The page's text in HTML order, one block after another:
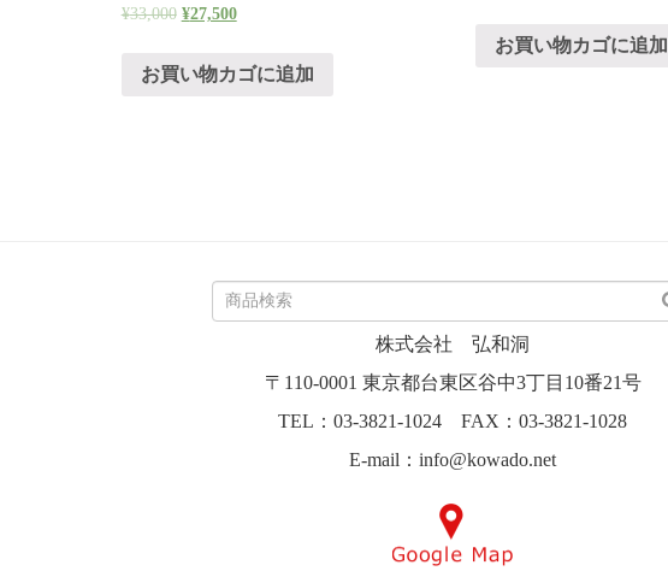
¥33,000 ¥27,500
お買い物カゴに追加
お買い物カゴに追加
株式会社 弘和洞
〒110-0001 東京都台東区谷中3丁目10番21号
TEL：03-3821-1024 FAX：03-3821-1028
E-mail：info@kowado.net